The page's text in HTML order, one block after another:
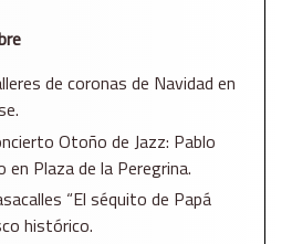
de coronas de Navidad en
Otoño de Jazz: Pablo
Plaza de la Peregrina.
“El séquito de Papá
histórico.